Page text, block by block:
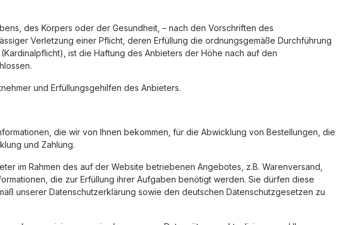
des Körpers oder der Gesundheit, – nach den Vorschriften des
Verletzung einer Pflicht, deren Erfüllung die ordnungsgemäße Durchführung
ist die Haftung des Anbieters der Höhe nach auf den
und Erfüllungsgehilfen des Anbieters.
die wir von Ihnen bekommen, für die Abwicklung von Bestellungen, die
und Zahlung.
im Rahmen des auf der Website betriebenen Angebotes, z.B. Warenversand,
die zur Erfüllung ihrer Aufgaben benötigt werden. Sie dürfen diese
unserer Datenschutzerklärung sowie den deutschen Datenschutzgesetzen zu